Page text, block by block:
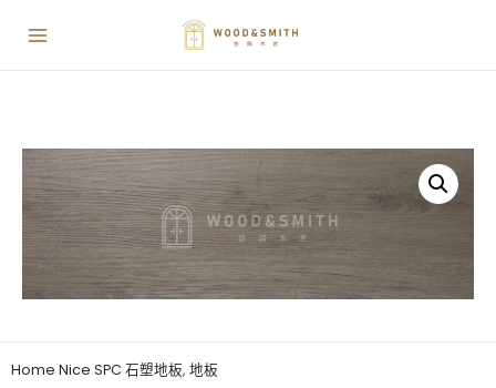
Home Nice SPC 石塑地板, 地板